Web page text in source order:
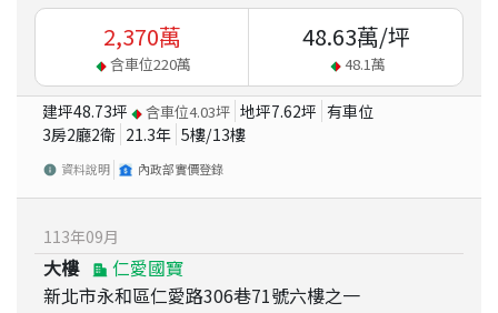
2,370萬
含車位220萬
48.63萬/坪
48.1萬
建坪48.73坪 含車位4.03坪 地坪7.62坪 有車位
3房2廳2衛 21.3年 5樓/13樓
資料說明 內政部實價登錄
113年09月
大樓
仁愛國寶
新北市永和區仁愛路306巷71號六樓之一